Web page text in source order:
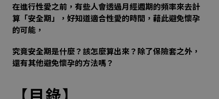
在進行性愛之前，有些人會透過月經週期的頻率來去計
算「安全期」，好知道適合性愛的時間，藉此避免懷孕
的可能，
究竟安全期是什麼？該怎麼算出來？除了保險套之外，
還有其他避免懷孕的方法嗎？